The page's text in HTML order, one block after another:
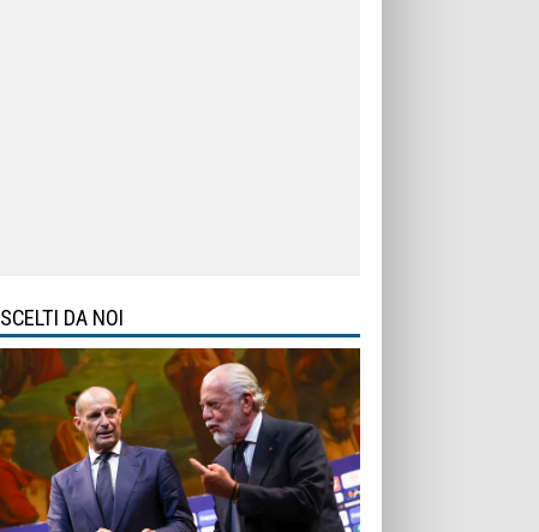
SCELTI DA NOI